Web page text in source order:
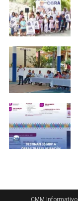
CMM Informativo